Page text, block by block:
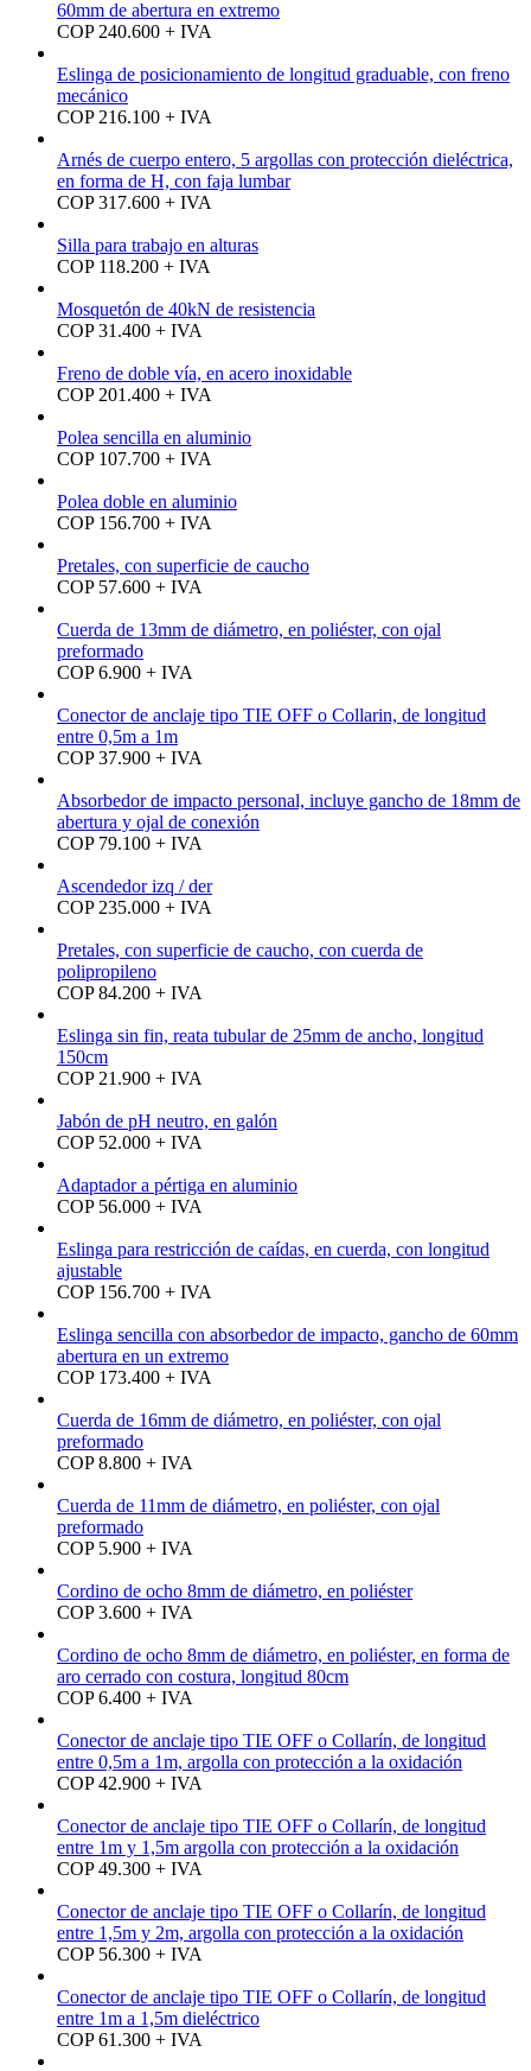
60mm de abertura en extremo
COP 240.600 + IVA
Eslinga de posicionamiento de longitud graduable, con freno
mecánico
COP 216.100 + IVA
Arnés de cuerpo entero, 5 argollas con protección dieléctrica,
en forma de H, con faja lumbar
COP 317.600 + IVA
Silla para trabajo en alturas
COP 118.200 + IVA
Mosquetón de 40kN de resistencia
COP 31.400 + IVA
Freno de doble vía, en acero inoxidable
COP 201.400 + IVA
Polea sencilla en aluminio
COP 107.700 + IVA
Polea doble en aluminio
COP 156.700 + IVA
Pretales, con superficie de caucho
COP 57.600 + IVA
Cuerda de 13mm de diámetro, en poliéster, con ojal
preformado
COP 6.900 + IVA
Conector de anclaje tipo TIE OFF o Collarin, de longitud
entre 0,5m a 1m
COP 37.900 + IVA
Absorbedor de impacto personal, incluye gancho de 18mm de
abertura y ojal de conexión
COP 79.100 + IVA
Ascendedor izq / der
COP 235.000 + IVA
Pretales, con superficie de caucho, con cuerda de
polipropileno
COP 84.200 + IVA
Eslinga sin fin, reata tubular de 25mm de ancho, longitud
150cm
COP 21.900 + IVA
Jabón de pH neutro, en galón
COP 52.000 + IVA
Adaptador a pértiga en aluminio
COP 56.000 + IVA
Eslinga para restricción de caídas, en cuerda, con longitud
ajustable
COP 156.700 + IVA
Eslinga sencilla con absorbedor de impacto, gancho de 60mm
abertura en un extremo
COP 173.400 + IVA
Cuerda de 16mm de diámetro, en poliéster, con ojal
preformado
COP 8.800 + IVA
Cuerda de 11mm de diámetro, en poliéster, con ojal
preformado
COP 5.900 + IVA
Cordino de ocho 8mm de diámetro, en poliéster
COP 3.600 + IVA
Cordino de ocho 8mm de diámetro, en poliéster, en forma de
aro cerrado con costura, longitud 80cm
COP 6.400 + IVA
Conector de anclaje tipo TIE OFF o Collarín, de longitud
entre 0,5m a 1m, argolla con protección a la oxidación
COP 42.900 + IVA
Conector de anclaje tipo TIE OFF o Collarín, de longitud
entre 1m y 1,5m argolla con protección a la oxidación
COP 49.300 + IVA
Conector de anclaje tipo TIE OFF o Collarín, de longitud
entre 1,5m y 2m, argolla con protección a la oxidación
COP 56.300 + IVA
Conector de anclaje tipo TIE OFF o Collarín, de longitud
entre 1m a 1,5m dieléctrico
COP 61.300 + IVA